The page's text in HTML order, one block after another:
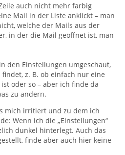
auch nicht mehr farbig
Mail in der Liste anklickt – man
welche der Mails aus der
in der die Mail geöffnet ist, man
den Einstellungen umgeschaut,
z. B. ob einfach nur eine
oder so – aber ich finde da
zu ändern.
mich irritiert und zu dem ich
Wenn ich die „Einstellungen“
dunkel hinterlegt. Auch das
finde aber auch hier keine